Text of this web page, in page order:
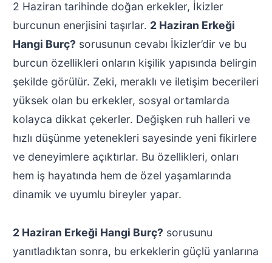
2 Haziran tarihinde doğan erkekler, İkizler
burcunun enerjisini taşırlar. 2 Haziran Erkeği
Hangi Burç? sorusunun cevabı İkizler’dir ve bu
burcun özellikleri onların kişilik yapısında belirgin
şekilde görülür. Zeki, meraklı ve iletişim becerileri
yüksek olan bu erkekler, sosyal ortamlarda
kolayca dikkat çekerler. Değişken ruh halleri ve
hızlı düşünme yetenekleri sayesinde yeni fikirlere
ve deneyimlere açıktırlar. Bu özellikleri, onları
hem iş hayatında hem de özel yaşamlarında
dinamik ve uyumlu bireyler yapar.
2 Haziran Erkeği Hangi Burç? sorusunu
yanıtladıktan sonra, bu erkeklerin güçlü yanlarına